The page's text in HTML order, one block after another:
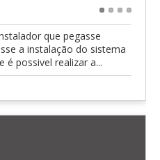
que pegasse
a instalação do sistema
possivel realizar a...